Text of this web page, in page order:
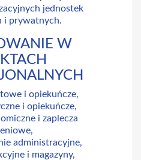
jednostek
i prywatnych.
W
i opiekuńcze,
i opiekuńcze,
i zaplecza
administracyjne,
i magazyny,